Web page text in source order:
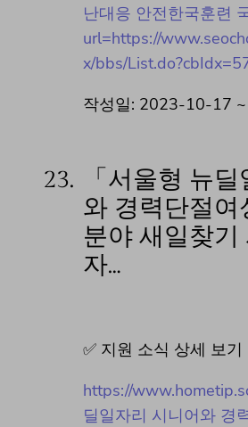
난대응 안전한국훈련
url=https://
x/bbs/
작성일: 2023-10-17 ~
23.
「서울형 뉴
와 경력단절
분야 새일찾기
자…
✅ 지원 소식 상세 보
https://
딜일자리 시니어와 경